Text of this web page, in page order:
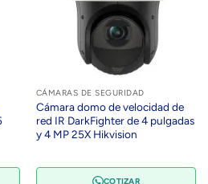
CÁMARAS DE SEGURIDAD
Cámara domo de velocidad de
red IR DarkFighter de 4 pulgadas
y 4 MP 25X Hikvision
COTIZAR